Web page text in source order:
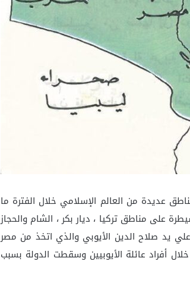
عديدة من العالم الإسلامي خلال الفترة ما
على مناطق تركيا ، ديار بكر ، الشام والحجاز
يد صلاح الدين الأيوبي والذي اتخذ من مصر
أفراد عائلة الأيوبيين وسقطت الدولة بسبب